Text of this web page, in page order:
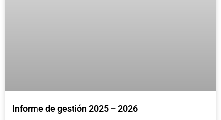
Informe de gestión 2025 – 2026